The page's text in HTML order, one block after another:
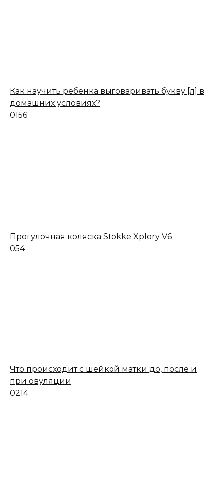
Как научить ребенка выговаривать букву [л] в
домашних условиях?
0156
Прогулочная коляска Stokke Xplory V6
054
Что происходит с шейкой матки до, после и
при овуляции
0214